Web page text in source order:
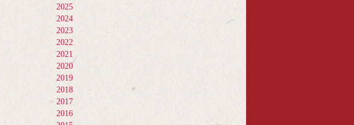
2025
2024
2023
2022
2021
2020
2019
2018
2017
2016